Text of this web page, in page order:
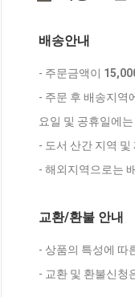
배송안내
- 주문금액이
- 주문 후 배송지역
요일 및 공휴일에
- 도서 산간 지역
- 해외지역으로는
교환/환불 안내
- 상품의 특성에 따
- 교환 및 환불신청